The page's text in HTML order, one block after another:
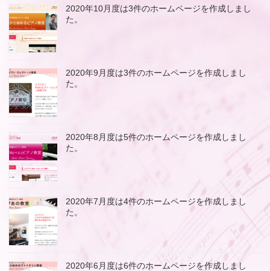
2020年10月度は3件のホームページを作成しまし
た。
2020年9月度は3件のホームページを作成しまし
た。
2020年8月度は5件のホームページを作成しまし
た。
2020年7月度は4件のホームページを作成しまし
た。
2020年6月度は6件のホームページを作成しまし